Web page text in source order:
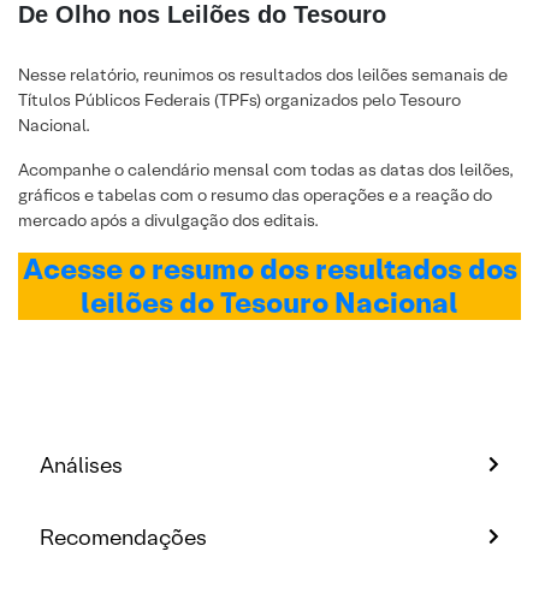
De Olho nos Leilões do Tesouro
Nesse relatório, reunimos os resultados dos leilões semanais de
Títulos Públicos Federais (TPFs) organizados pelo Tesouro
Nacional.
Acompanhe o calendário mensal com todas as datas dos leilões,
gráficos e tabelas com o resumo das operações e a reação do
mercado após a divulgação dos editais.
Acesse o resumo dos resultados dos
leilões do Tesouro Nacional
Análises
Recomendações